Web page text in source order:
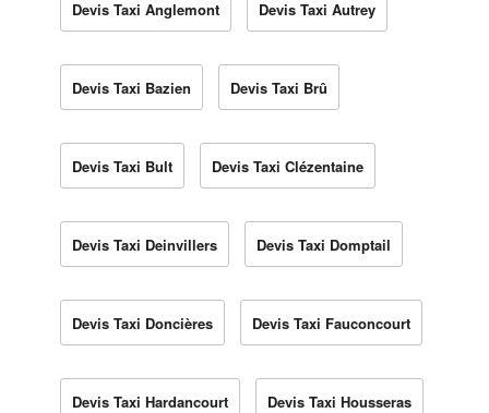
Devis Taxi Anglemont Devis Taxi Autrey
Devis Taxi Bazien Devis Taxi Brû
Devis Taxi Bult Devis Taxi Clézentaine
Devis Taxi Deinvillers Devis Taxi Domptail
Devis Taxi Doncières Devis Taxi Fauconcourt
Devis Taxi Hardancourt Devis Taxi Housseras